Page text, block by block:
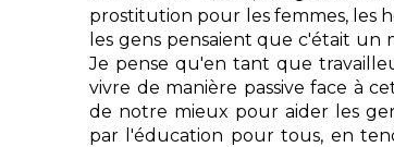
prostitution pour les femmes, les
les gens pensaient que c'était
Je pense qu'en tant que
vivre de manière passive face à
de notre mieux pour aider les
par l'éducation pour tous, en